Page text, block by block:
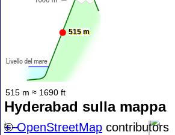
515 m
515 m ≈ 1690 ft
Hyderabad sulla mappa
+−
©OpenStreetMap contributors